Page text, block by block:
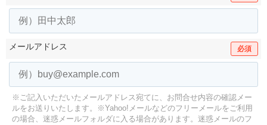
メールアドレス 必須
※ご記入いただいたメールアドレス宛てに、お問合せ内容の確認メー
ルをお送りいたします。
※Yahoo!メールなどのフリーメールをご利用
の場合、迷惑メールフォルダに入る場合があります。 迷惑メールのフ